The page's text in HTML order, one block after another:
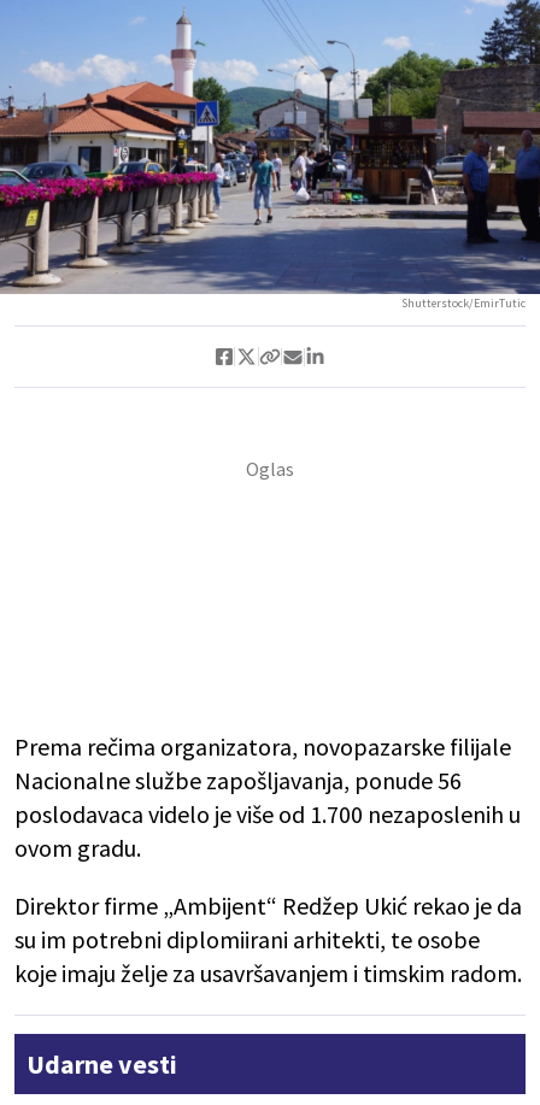
Shutterstock/EmirTutic
Prema rečima organizatora, novopazarske filijale
Nacionalne službe zapošljavanja, ponude 56
poslodavaca videlo je više od 1.700 nezaposlenih u
ovom gradu.
Direktor firme „Ambijent“ Redžep Ukić rekao je da
su im potrebni diplomiirani arhitekti, te osobe
koje imaju želje za usavršavanjem i timskim radom.
Udarne vesti